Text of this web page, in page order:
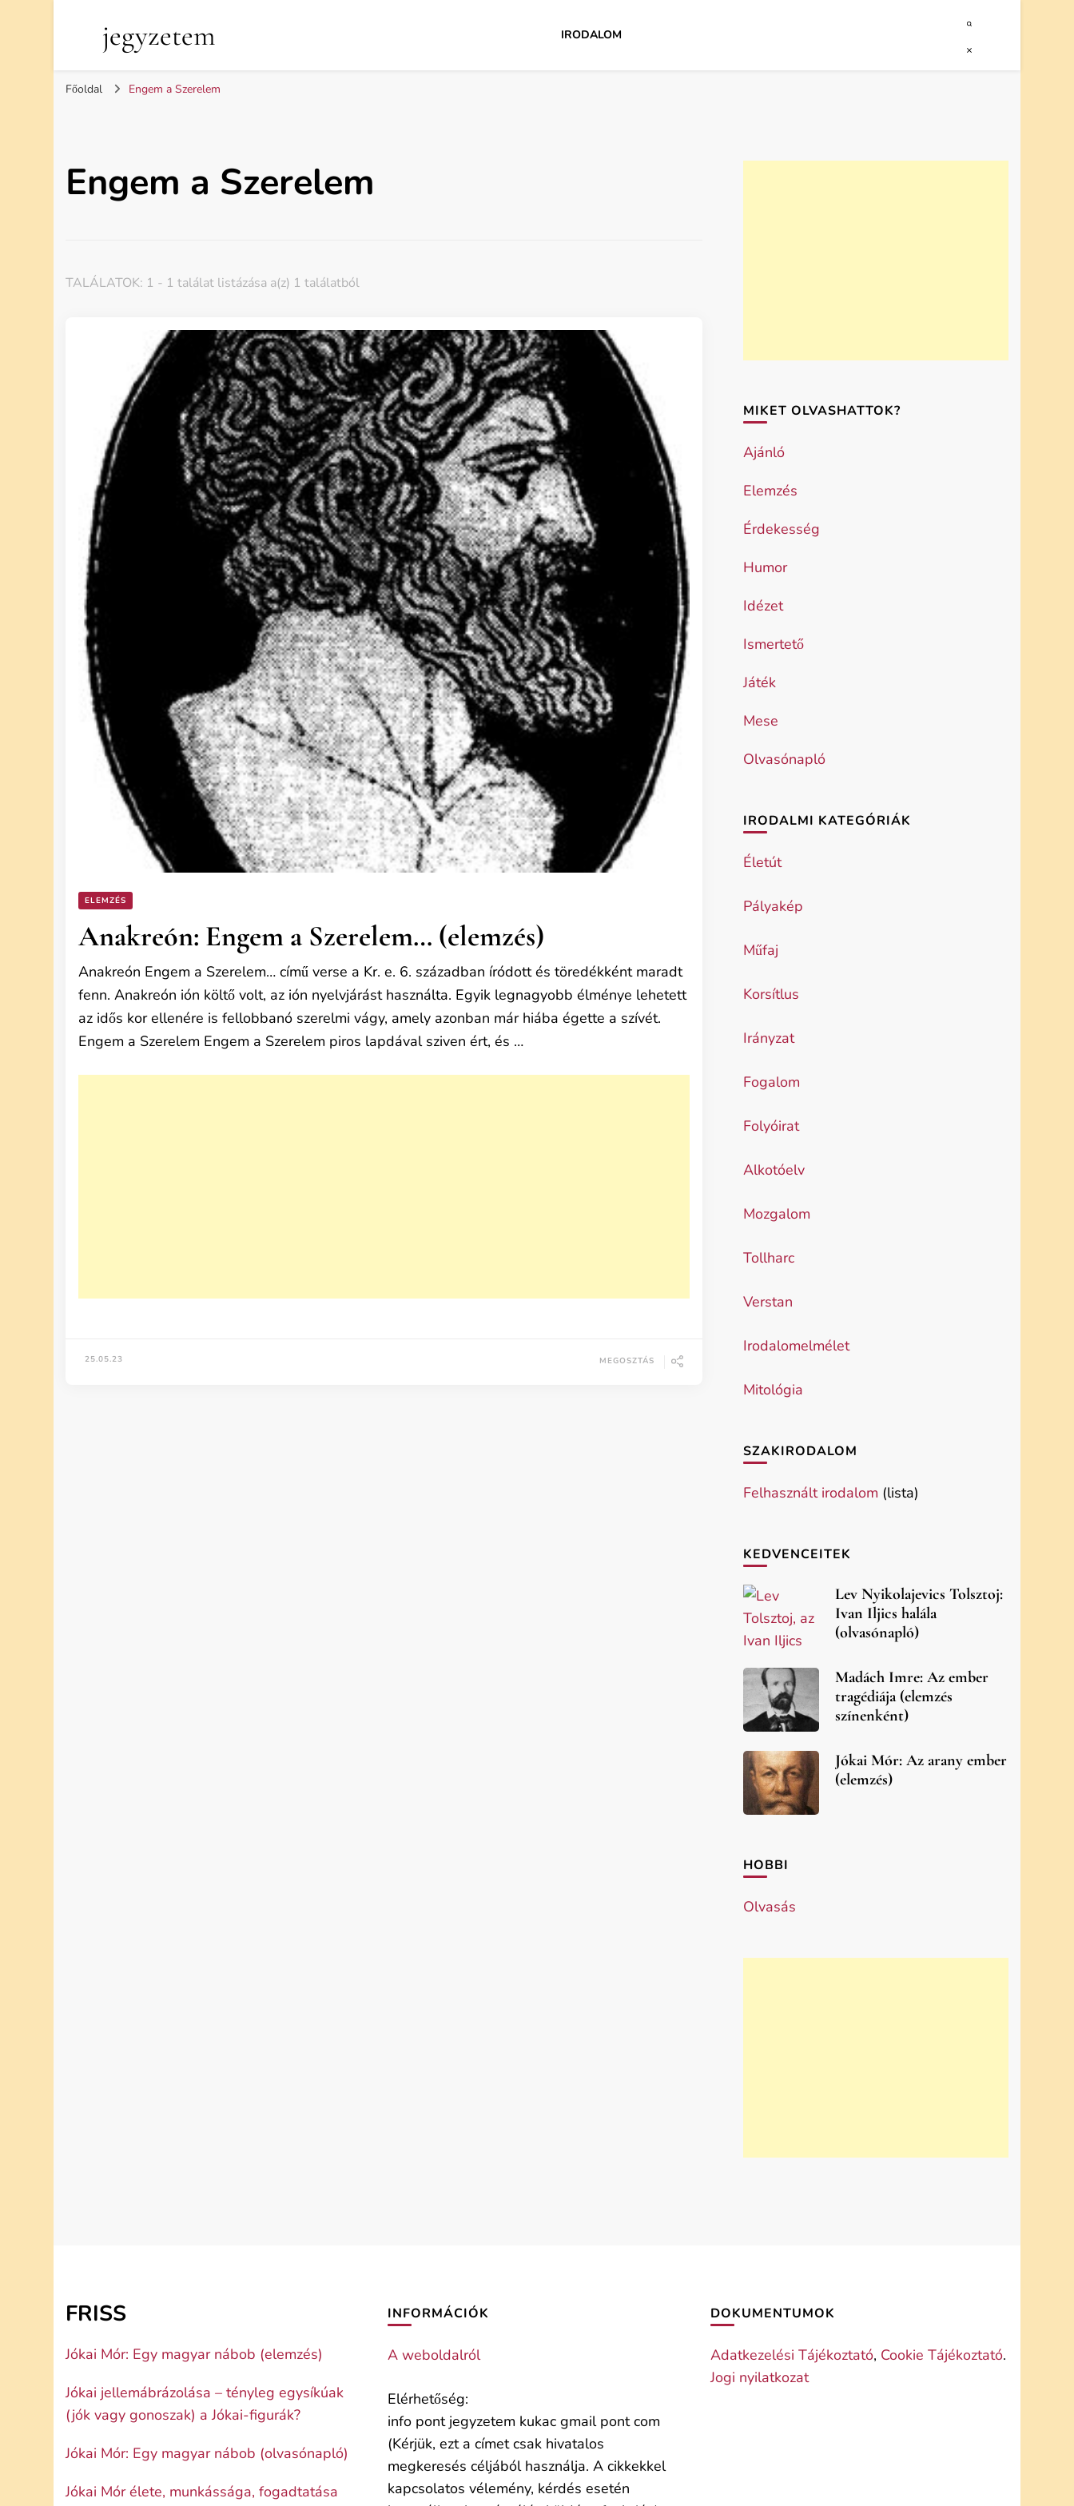
jegyzetem IRODALOM
Főoldal Engem a Szerelem
Engem a Szerelem
TALÁLATOK: 1 - 1 találat listázása a(z) 1 találatból
ELEMZÉS
Anakreón: Engem a Szerelem… (elemzés)
Anakreón Engem a Szerelem… című verse a Kr. e. 6. században íródott és töredékként maradt
fenn. Anakreón ión költő volt, az ión nyelvjárást használta. Egyik legnagyobb élménye lehetett
az idős kor ellenére is fellobbanó szerelmi vágy, amely azonban már hiába égette a szívét.
Engem a Szerelem Engem a Szerelem piros lapdával sziven ért, és …
25.05.23 MEGOSZTÁS
MIKET OLVASHATTOK?
Ajánló
Elemzés
Érdekesség
Humor
Idézet
Ismertető
Játék
Mese
Olvasónapló
IRODALMI KATEGÓRIÁK
Életút
Pályakép
Műfaj
Korsítlus
Irányzat
Fogalom
Folyóirat
Alkotóelv
Mozgalom
Tollharc
Verstan
Irodalomelmélet
Mitológia
SZAKIRODALOM
Felhasznált irodalom (lista)
KEDVENCEITEK
Lev Nyikolajevics Tolsztoj:
Ivan Iljics halála
(olvasónapló)
Madách Imre: Az ember
tragédiája (elemzés
színenként)
Jókai Mór: Az arany ember
(elemzés)
HOBBI
Olvasás
FRISS
Jókai Mór: Egy magyar nábob (elemzés)
Jókai jellemábrázolása – tényleg egysíkúak
(jók vagy gonoszak) a Jókai-figurák?
Jókai Mór: Egy magyar nábob (olvasónapló)
Jókai Mór élete, munkássága, fogadtatása
INFORMÁCIÓK
A weboldalról
Elérhetőség:
info pont jegyzetem kukac gmail pont com
(Kérjük, ezt a címet csak hivatalos
megkeresés céljából használja. A cikkekkel
kapcsolatos vélemény, kérdés esetén
DOKUMENTUMOK
Adatkezelési Tájékoztató, Cookie Tájékoztató.
Jogi nyilatkozat